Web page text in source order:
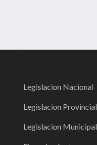
Legislacion Nacional
Legislacion Provincial
Legislacion Municipal